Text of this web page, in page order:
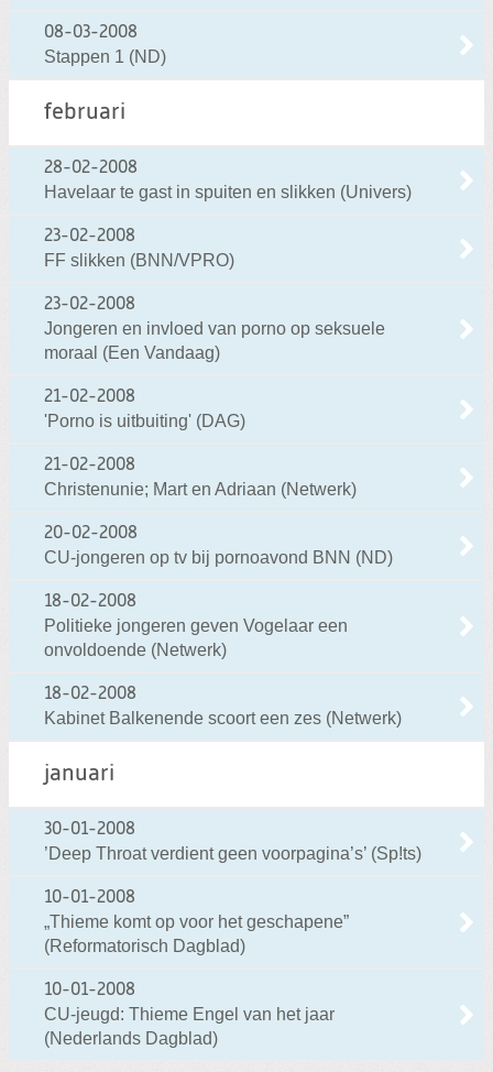
08-03-2008
Stappen 1 (ND)
februari
28-02-2008
Havelaar te gast in spuiten en slikken (Univers)
23-02-2008
FF slikken (BNN/VPRO)
23-02-2008
Jongeren en invloed van porno op seksuele
moraal (Een Vandaag)
21-02-2008
'Porno is uitbuiting' (DAG)
21-02-2008
Christenunie; Mart en Adriaan (Netwerk)
20-02-2008
CU-jongeren op tv bij pornoavond BNN (ND)
18-02-2008
Politieke jongeren geven Vogelaar een
onvoldoende (Netwerk)
18-02-2008
Kabinet Balkenende scoort een zes (Netwerk)
januari
30-01-2008
’Deep Throat verdient geen voorpagina’s’ (Sp!ts)
10-01-2008
„Thieme komt op voor het geschapene”
(Reformatorisch Dagblad)
10-01-2008
CU-jeugd: Thieme Engel van het jaar
(Nederlands Dagblad)